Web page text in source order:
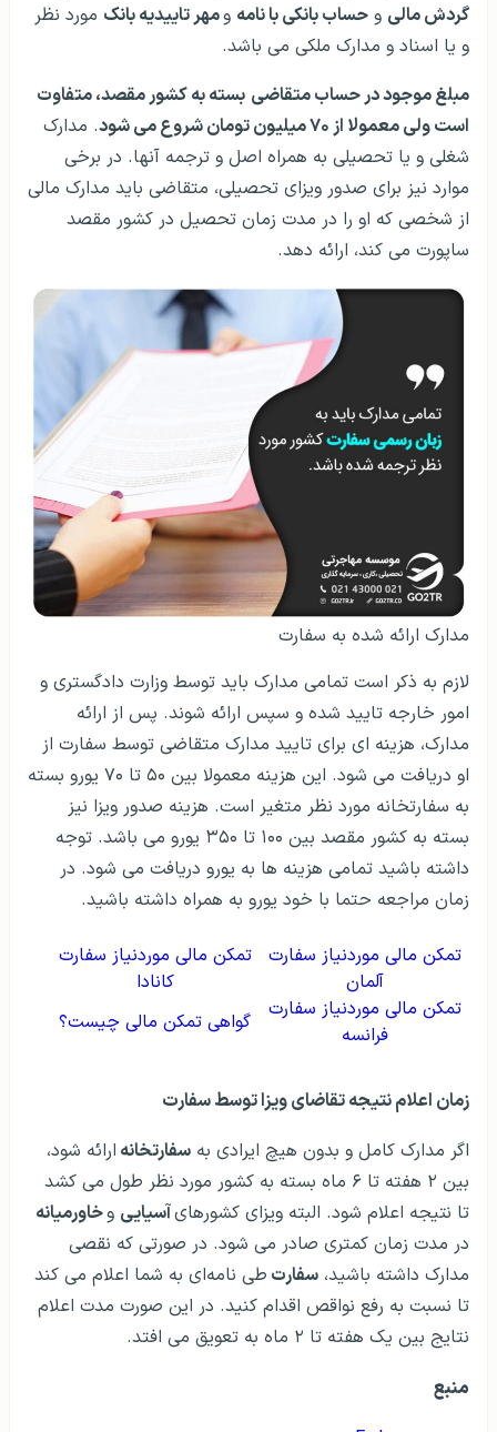
گردش مالی و حساب بانکی با نامه ومهر تاییدیه بانک مورد نظر
و یا اسناد و مدارک ملکی می باشد.
مبلغ موجود در حساب متقاضی بسته به کشور مقصد، متفاوت
است ولی معمولا از ۷۰ میلیون تومان شروع می شود
. مدارک
شغلی و یا تحصیلی به همراه اصل و ترجمه آنها. در برخی
موارد نیز برای صدور ویزای تحصیلی، متقاضی باید مدارک مالی
از شخصی که او را در مدت زمان تحصیل در کشور مقصد
ساپورت می کند، ارائه دهد.
مدارک ارائه شده به سفارت
لازم به ذکر است تمامی مدارک باید توسط وزارت دادگستری و
امور خارجه تایید شده و سپس ارائه شوند. پس از ارائه
مدارک، هزینه ای برای تایید مدارک متقاضی توسط سفارت از
او دریافت می شود. این هزینه معمولا بین ۵۰ تا ۷۰ یورو بسته
به سفارتخانه مورد نظر متغیر است. هزینه صدور ویزا نیز
بسته به کشور مقصد بین ۱۰۰ تا ۳۵۰ یورو می باشد. توجه
داشته باشید تمامی هزینه ها به یورو دریافت می شود. در
زمان مراجعه حتما با خود یورو به همراه داشته باشید.
تمکن مالی موردنیاز سفارت
آلمان
تمکن مالی موردنیاز سفارت
کانادا
تمکن مالی موردنیاز سفارت
فرانسه
گواهی تمکن مالی چیست؟
زمان اعلام نتیجه تقاضای ویزا توسط سفارت
اگر مدارک کامل و بدون هیچ ایرادی به سفارتخانه ارائه شود،
بین ۲ هفته تا ۶ ماه بسته به کشور مورد نظر طول می کشد
تا نتیجه اعلام شود. البته ویزای کشورهایآسیایی وخاورمیانه
در مدت زمان کمتری صادر می شود. در صورتی که نقصی
مدارک داشته باشید، سفارت طی نامه‌ای به شما اعلام می کند
تا نسبت به رفع نواقص اقدام کنید. در این صورت مدت اعلام
نتایج بین یک هفته تا ۲ ماه به تعویق می افتد.
منبع